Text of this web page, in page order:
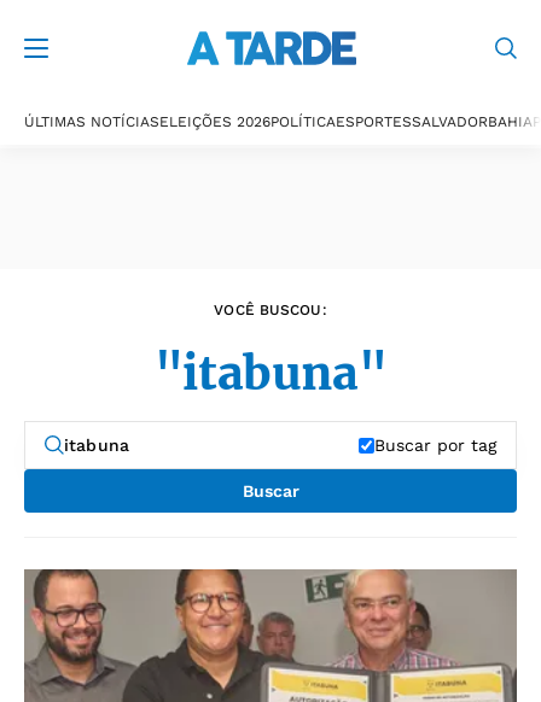
ÚLTIMAS NOTÍCIASELEIÇÕES 2026POLÍTICAESPORTESSALVADORBAHIA
VOCÊ BUSCOU:
"itabuna"
Buscar por tag
Buscar